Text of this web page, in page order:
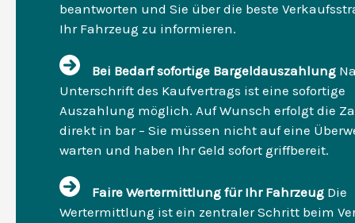
beantworten und Sie über die beste
Ihr Fahrzeug zu informieren.
Bei Bedarf sofortige Bargeldauszahlung
Unterschrift des Kaufvertrags ist eine sofortige
Auszahlung möglich. Auf Wunsch erfolgt die
direkt in bar – Sie müssen nicht auf eine
warten und haben Ihr Geld sofort griffbereit.
Faire Wertermittlung für Ihr Fahrzeug Die
Wertermittlung ist ein zentraler Schritt beim